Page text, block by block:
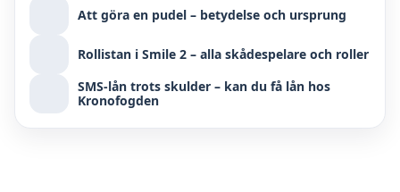
Att göra en pudel – betydelse och ursprung
Rollistan i Smile 2 – alla skådespelare och roller
SMS-lån trots skulder – kan du få lån hos
Kronofogden